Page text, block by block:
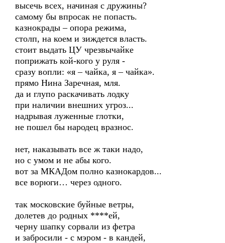
высечь всех, начиная с дружины?
самому бы впросак не попасть.
казнокрады – опора режима,
столп, на коем и зиждется власть.
стоит выдать ЦУ чрезвычайке
поприжать кой-кого у руля -
сразу вопли: «я – чайка, я – чайка».
прямо Нина Заречная, мля.
да и глупо раскачивать лодку
при наличии внешних угроз...
надрывая луженные глотки,
не пошел бы народец вразнос.
нет, наказывать все ж таки надо,
но с умом и не абы кого.
вот за МКАДом полно казнокардов...
все ворюги… через одного.
так московские буйные ветры,
долетев до родных ****ей,
черну шапку сорвали из фетра
и забросили - с мэром - в кандей,